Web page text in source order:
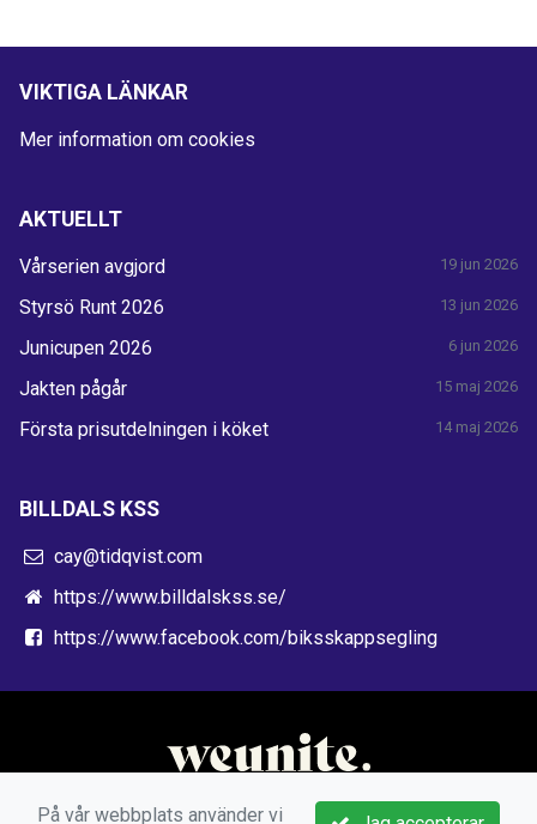
VIKTIGA LÄNKAR
Mer information om cookies
AKTUELLT
Vårserien avgjord 19 jun 2026
Styrsö Runt 2026 13 jun 2026
Junicupen 2026 6 jun 2026
Jakten pågår 15 maj 2026
Första prisutdelningen i köket 14 maj 2026
BILLDALS KSS
cay@tidqvist.com
https://www.billdalskss.se/
https://www.facebook.com/biksskappsegling
På vår webbplats använder vi